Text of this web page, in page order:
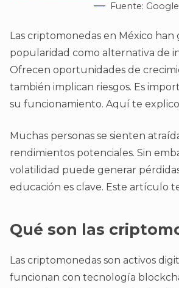
Fuente: Google
Las criptomonedas en México han
popularidad como alternativa de
Ofrecen oportunidades de
también implican riesgos. Es
su funcionamiento. Aquí te
Muchas personas se sienten
rendimientos potenciales. Sin
volatilidad puede generar
educación es clave. Este artículo
Qué son las
Las criptomonedas son activos
funcionan con tecnología